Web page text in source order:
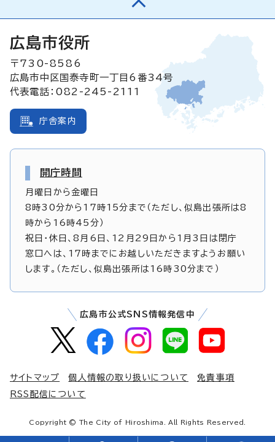
広島市役所
〒730-8586
広島市中区国泰寺町一丁目6番34号
代表電話：082-245-2111
庁舎案内
開庁時間
月曜日から金曜日
8時30分から17時15分まで（ただし、似島出張所は8
時から16時45分）
祝日・休日、8月6日、12月29日から1月3日は閉庁
窓口へは、17時までにお越しいただきますようお願い
します。（ただし、似島出張所は16時30分まで）
広島市公式SNS情報発信中
サイトマップ 個人情報の取り扱いについて
免責事項
RSS配信について
Copyright © The City of Hiroshima. All Rights Reserved.